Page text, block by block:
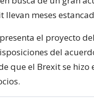
meses
el proyecto
del
que el Brexit se hizo